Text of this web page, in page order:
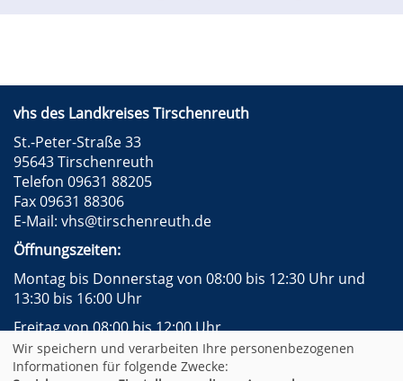
vhs des Landkreises Tirschenreuth
St.-Peter-Straße 33
95643 Tirschenreuth
Telefon 09631 88205
Fax 09631 88306
E-Mail: vhs@tirschenreuth.de
Öffnungszeiten:
Montag bis Donnerstag von 08:00 bis 12:30 Uhr und
13:30 bis 16:00 Uhr
Freitag von 08:00 bis 12:00 Uhr
Facebook
Instagram
Impressum
AGB
Wir speichern und verarbeiten Ihre personenbezogenen
Informationen für folgende Zwecke: